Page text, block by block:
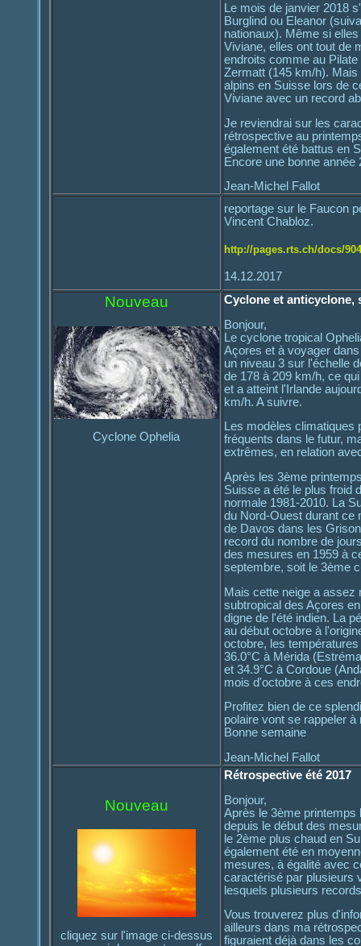
Le mois de janvier 2018
Burglind ou Eleanor
nationaux). Même si
Viviane, elles ont tout de
endroits comme au
Zermatt (145 km/h).
alpins en Suisse lors de
Viviane avec un record
Je reviendrai sur les
rétrospective au
également été battus en
Encore une bonne
Jean-Michel Fallot
reportage sur le Faucon
Vincent Chabloz.
http://pages.rts.ch/docs/
14.12.2017
Nouveau
Cyclone Ophelia
Cyclone et anticyclone,
Bonjour,
Le cyclone tropical
Açores et à voyager
un niveau 3 sur l'échelle
de 178 à 209 km/h, ce
et a atteint l'Irlande
km/h. A suivre.
Les modèles climatiques
fréquents dans le futur,
extrêmes, en relation
Après les 3ème
Suisse a été le plus froid
normale 1981-2010. La
du Nord-Ouest durant ce
de Davos dans les
record du nombre de
des mesures en 1959 à
septembre, soit le 3ème
Mais cette neige a assez
subtropical des Açores
digne de l'été indien. La
au début octobre à
octobre, les
36.0°C à Mérida
et 34.9°C à Cordoue
mois d'octobre à ces
Profitez bien de ce
polaire vont se rappeler
Bonne semaine
Jean-Michel Fallot
Nouveau
cliquez sur l'image ci-dessus
Rétrospective été 2017
Bonjour,
Après le 3ème printemps
depuis le début des
le 2ème plus chaud en
également été en
mesures, à égalité avec
caractérisé par plusieurs
lesquels plusieurs
Vous trouverez plus
ailleurs dans ma
figuraient déjà dans les